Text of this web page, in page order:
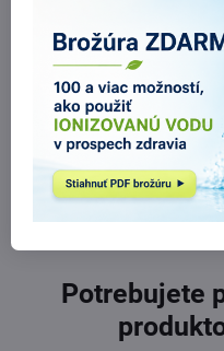
: Pred použitím
nedoporučuje podávať
dojčiacim ženám, ľudom s
diabetikom. Nie je náhrada
denné dávkovanie.
teplote do 25 °C. Krajina
Potrebujete